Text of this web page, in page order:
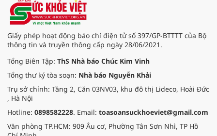
Giấy phép hoạt động báo chí điện tử số 397/GP-BTTTT của Bộ
thông tin và truyền thông cấp ngày 28/06/2021.
Tổng Biên Tập: ThS Nhà báo Chúc Kim Vinh
Tổng thư ký tòa soạn: Nhà báo Nguyễn Khải
Trụ sở chính: Tầng 2, Căn 03NV03, khu đô thị Lideco, Hoài Đức
, Hà Nội
Hotline: 0898582228. Email: toasoansuckhoeviet@gmail.com
Văn phòng TP.HCM: 909 Âu cơ, Phường Tân Sơn Nhì, TP Hồ